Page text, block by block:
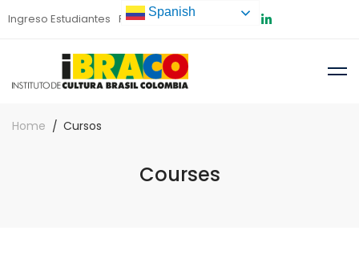
Ingreso Estudiantes Preinscripción
Home Cursos
Courses
Spanish